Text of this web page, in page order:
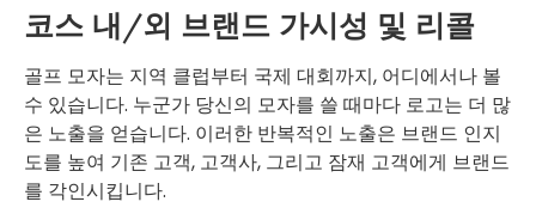
코스 내/외 브랜드 가시성 및 리콜
골프 모자는 지역 클럽부터 국제 대회까지, 어디에서나 볼
수 있습니다. 누군가 당신의 모자를 쓸 때마다 로고는 더 많
은 노출을 얻습니다. 이러한 반복적인 노출은 브랜드 인지
도를 높여 기존 고객, 고객사, 그리고 잠재 고객에게 브랜드
를 각인시킵니다.